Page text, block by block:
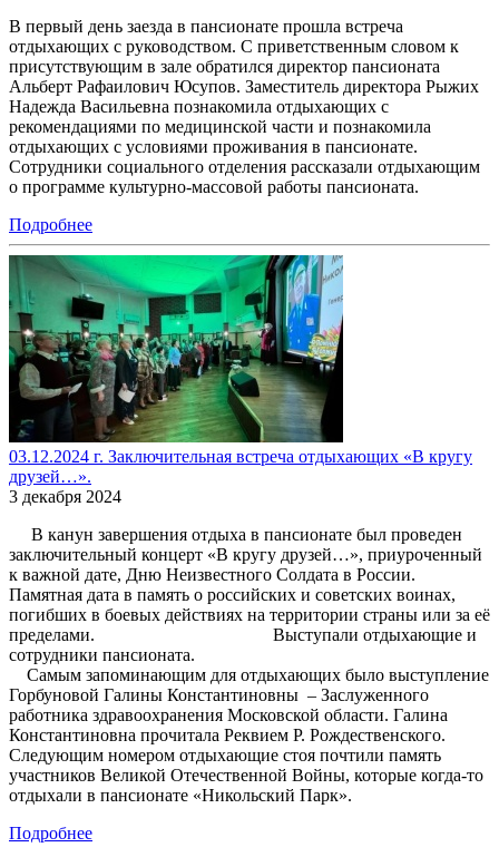
В первый день заезда в пансионате прошла встреча
отдыхающих с руководством. С приветственным словом к
присутствующим в зале обратился директор пансионата
Альберт Рафаилович Юсупов. Заместитель директора Рыжих
Надежда Васильевна познакомила отдыхающих с
рекомендациями по медицинской части и познакомила
отдыхающих с условиями проживания в пансионате.
Сотрудники социального отделения рассказали отдыхающим
о программе культурно-массовой работы пансионата.
Подробнее
03.12.2024 г. Заключительная встреча отдыхающих «В кругу
друзей…».
3 декабря 2024
В канун завершения отдыха в пансионате был проведен
заключительный концерт «В кругу друзей…», приуроченный
к важной дате, Дню Неизвестного Солдата в России.
Памятная дата в память о российских и советских воинах,
погибших в боевых действиях на территории страны или за её
пределами. Выступали отдыхающие и
сотрудники пансионата.
Самым запоминающим для отдыхающих было выступление
Горбуновой Галины Константиновны – Заслуженного
работника здравоохранения Московской области. Галина
Константиновна прочитала Реквием Р. Рождественского.
Следующим номером отдыхающие стоя почтили память
участников Великой Отечественной Войны, которые когда-то
отдыхали в пансионате «Никольский Парк».
Подробнее